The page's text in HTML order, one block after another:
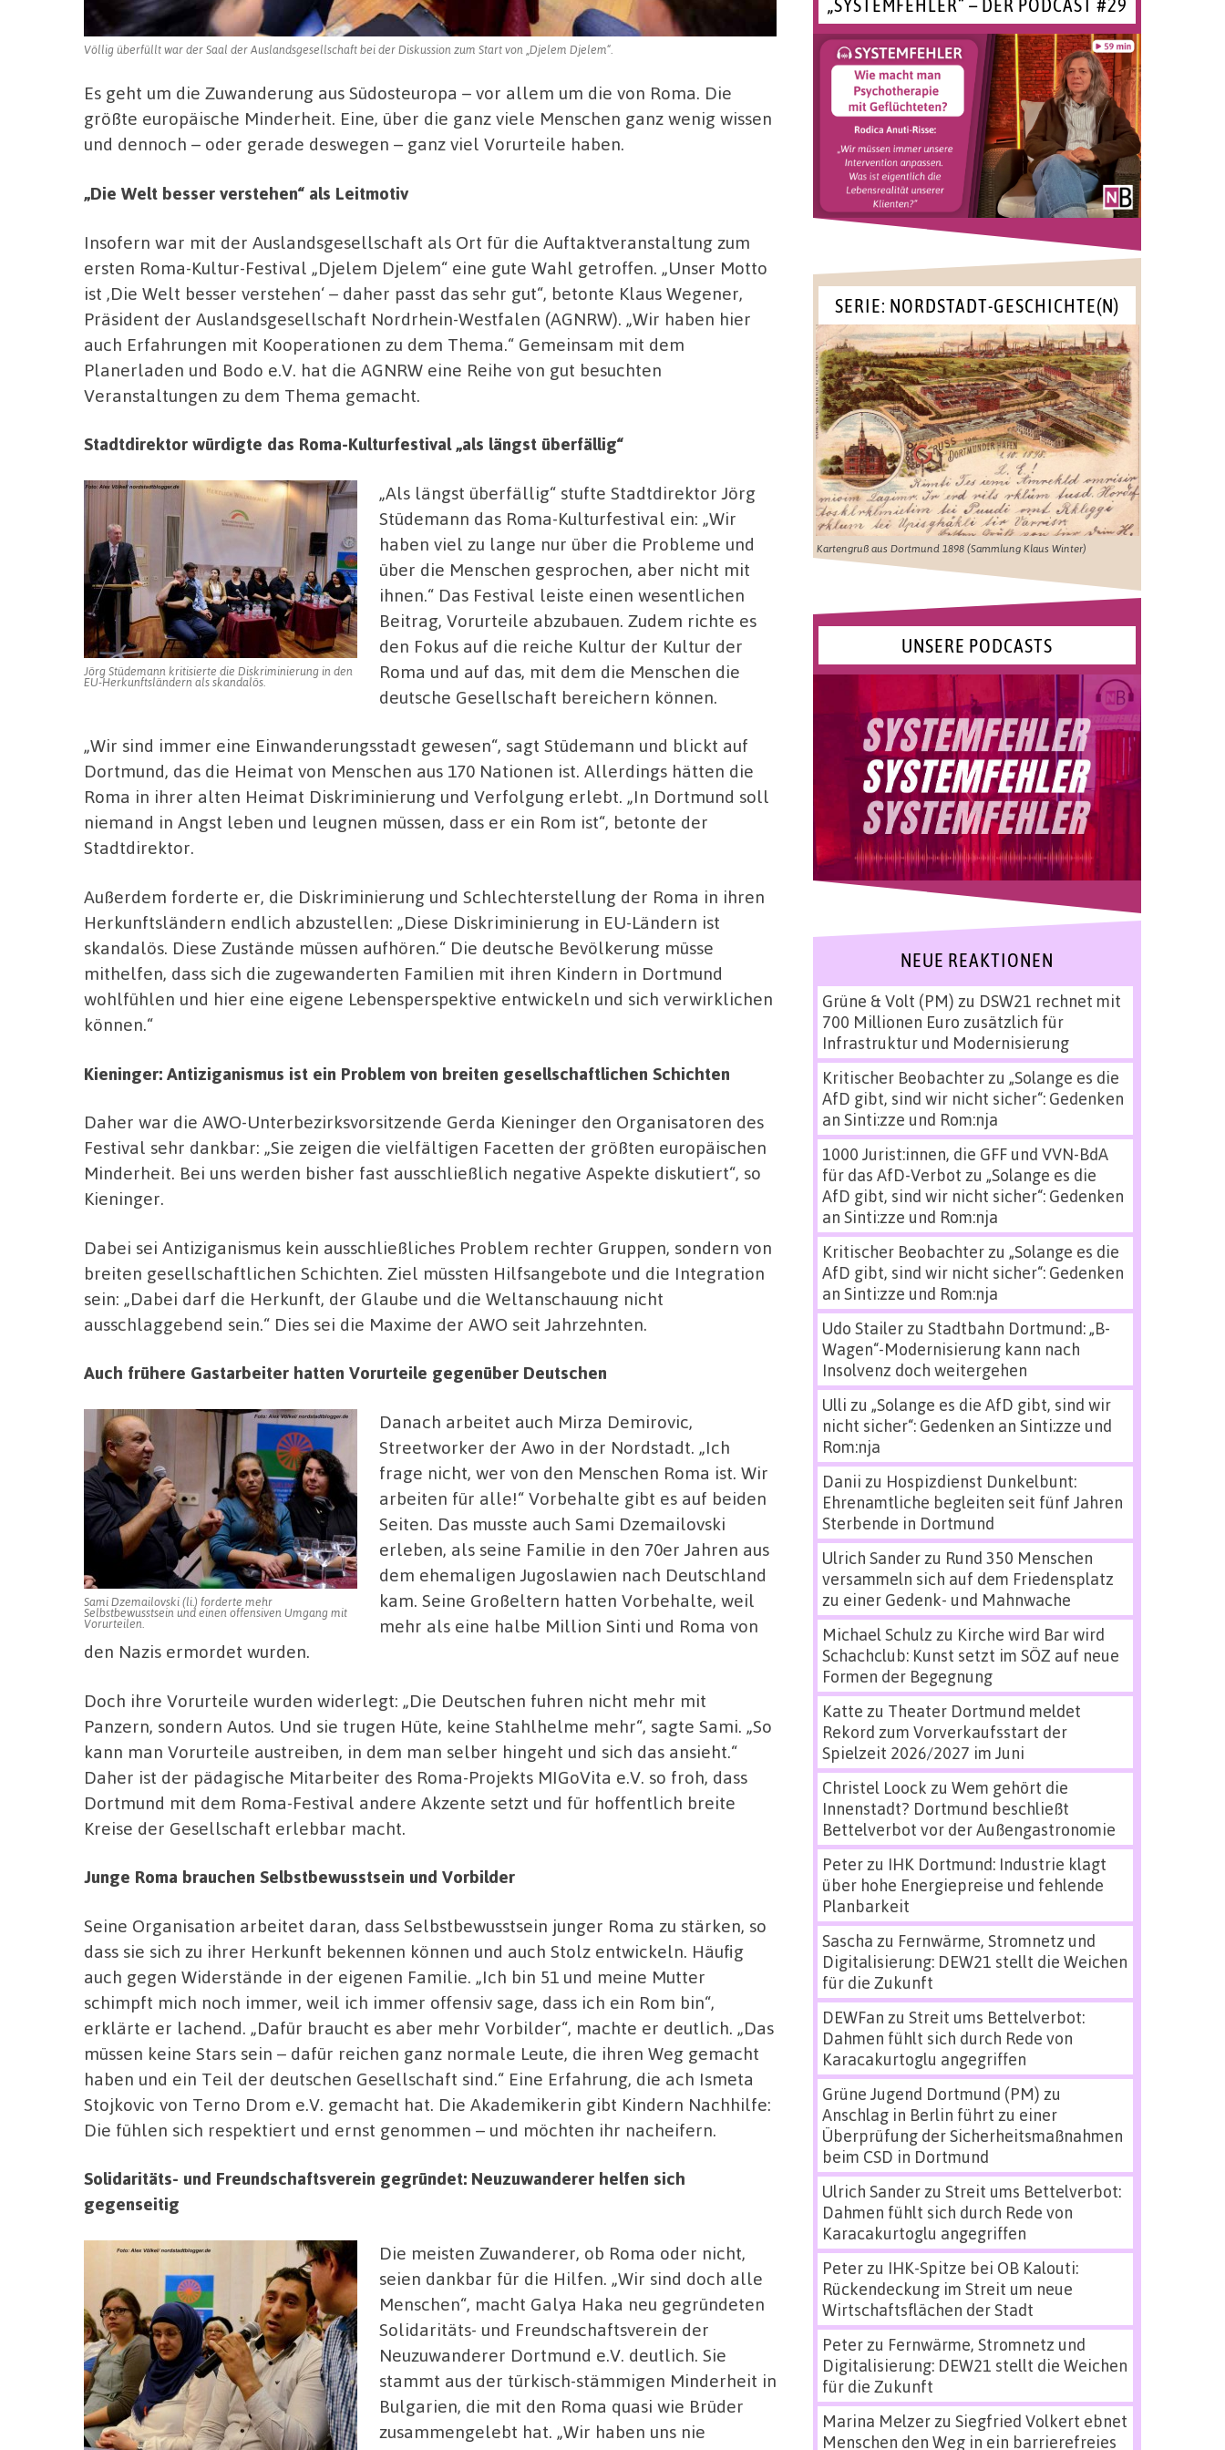
Völlig überfüllt war der Saal der Auslandsgesellschaft bei der Diskussion zum Start von „Djelem Djelem“.
Es geht um die Zuwanderung aus Südosteuropa – vor allem um die von Roma. Die
größte europäische Minderheit. Eine, über die ganz viele Menschen ganz wenig wissen
und dennoch – oder gerade deswegen – ganz viel Vorurteile haben.
„Die Welt besser verstehen“ als Leitmotiv
Insofern war mit der Auslandsgesellschaft als Ort für die Auftaktveranstaltung zum
ersten Roma-Kultur-Festival „Djelem Djelem“ eine gute Wahl getroffen. „Unser Motto
ist ,Die Welt besser verstehen‘ – daher passt das sehr gut“, betonte Klaus Wegener,
Präsident der Auslandsgesellschaft Nordrhein-Westfalen (AGNRW). „Wir haben hier
auch Erfahrungen mit Kooperationen zu dem Thema.“ Gemeinsam mit dem
Planerladen und Bodo e.V. hat die AGNRW eine Reihe von gut besuchten
Veranstaltungen zu dem Thema gemacht.
Stadtdirektor würdigte das Roma-Kulturfestival „als längst überfällig“
Jörg Stüdemann kritisierte die Diskriminierung in den
EU-Herkunftsländern als skandalös.
„Als längst überfällig“ stufte Stadtdirektor Jörg
Stüdemann das Roma-Kulturfestival ein: „Wir
haben viel zu lange nur über die Probleme und
über die Menschen gesprochen, aber nicht mit
ihnen.“ Das Festival leiste einen wesentlichen
Beitrag, Vorurteile abzubauen. Zudem richte es
den Fokus auf die reiche Kultur der Kultur der
Roma und auf das, mit dem die Menschen die
deutsche Gesellschaft bereichern können.
„Wir sind immer eine Einwanderungsstadt gewesen“, sagt Stüdemann und blickt auf
Dortmund, das die Heimat von Menschen aus 170 Nationen ist. Allerdings hätten die
Roma in ihrer alten Heimat Diskriminierung und Verfolgung erlebt. „In Dortmund soll
niemand in Angst leben und leugnen müssen, dass er ein Rom ist“, betonte der
Stadtdirektor.
Außerdem forderte er, die Diskriminierung und Schlechterstellung der Roma in ihren
Herkunftsländern endlich abzustellen: „Diese Diskriminierung in EU-Ländern ist
skandalös. Diese Zustände müssen aufhören.“ Die deutsche Bevölkerung müsse
mithelfen, dass sich die zugewanderten Familien mit ihren Kindern in Dortmund
wohlfühlen und hier eine eigene Lebensperspektive entwickeln und sich verwirklichen
können.“
Kieninger: Antiziganismus ist ein Problem von breiten gesellschaftlichen Schichten
Daher war die AWO-Unterbezirksvorsitzende Gerda Kieninger den Organisatoren des
Festival sehr dankbar: „Sie zeigen die vielfältigen Facetten der größten europäischen
Minderheit. Bei uns werden bisher fast ausschließlich negative Aspekte diskutiert“, so
Kieninger.
Dabei sei Antiziganismus kein ausschließliches Problem rechter Gruppen, sondern von
breiten gesellschaftlichen Schichten. Ziel müssten Hilfsangebote und die Integration
sein: „Dabei darf die Herkunft, der Glaube und die Weltanschauung nicht
ausschlaggebend sein.“ Dies sei die Maxime der AWO seit Jahrzehnten.
Auch frühere Gastarbeiter hatten Vorurteile gegenüber Deutschen
Sami Dzemailovski (li.) forderte mehr
Selbstbewusstsein und einen offensiven Umgang mit
Vorurteilen.
Danach arbeitet auch Mirza Demirovic,
Streetworker der Awo in der Nordstadt. „Ich
frage nicht, wer von den Menschen Roma ist. Wir
arbeiten für alle!“ Vorbehalte gibt es auf beiden
Seiten. Das musste auch Sami Dzemailovski
erleben, als seine Familie in den 70er Jahren aus
dem ehemaligen Jugoslawien nach Deutschland
kam. Seine Großeltern hatten Vorbehalte, weil
mehr als eine halbe Million Sinti und Roma von
den Nazis ermordet wurden.
Doch ihre Vorurteile wurden widerlegt: „Die Deutschen fuhren nicht mehr mit
Panzern, sondern Autos. Und sie trugen Hüte, keine Stahlhelme mehr“, sagte Sami. „So
kann man Vorurteile austreiben, in dem man selber hingeht und sich das ansieht.“
Daher ist der pädagische Mitarbeiter des Roma-Projekts MIGoVita e.V. so froh, dass
Dortmund mit dem Roma-Festival andere Akzente setzt und für hoffentlich breite
Kreise der Gesellschaft erlebbar macht.
Junge Roma brauchen Selbstbewusstsein und Vorbilder
Seine Organisation arbeitet daran, dass Selbstbewusstsein junger Roma zu stärken, so
dass sie sich zu ihrer Herkunft bekennen können und auch Stolz entwickeln. Häufig
auch gegen Widerstände in der eigenen Familie. „Ich bin 51 und meine Mutter
schimpft mich noch immer, weil ich immer offensiv sage, dass ich ein Rom bin“,
erklärte er lachend. „Dafür braucht es aber mehr Vorbilder“, machte er deutlich. „Das
müssen keine Stars sein – dafür reichen ganz normale Leute, die ihren Weg gemacht
haben und ein Teil der deutschen Gesellschaft sind.“ Eine Erfahrung, die ach Ismeta
Stojkovic von Terno Drom e.V. gemacht hat. Die Akademikerin gibt Kindern Nachhilfe:
Die fühlen sich respektiert und ernst genommen – und möchten ihr nacheifern.
Solidaritäts- und Freundschaftsverein gegründet: Neuzuwanderer helfen sich
gegenseitig
Die meisten Zuwanderer, ob Roma oder nicht,
seien dankbar für die Hilfen. „Wir sind doch alle
Menschen“, macht Galya Haka neu gegründeten
Solidaritäts- und Freundschaftsverein der
Neuzuwanderer Dortmund e.V. deutlich. Sie
stammt aus der türkisch-stämmigen Minderheit in
Bulgarien, die mit den Roma quasi wie Brüder
zusammengelebt hat. „Wir haben uns nie
„SYSTEMFEHLER“ – DER PODCAST #29
SERIE: NORDSTADT-GESCHICHTE(N)
Kartengruß aus Dortmund 1898 (Sammlung Klaus Winter)
UNSERE PODCASTS
NEUE REAKTIONEN
Grüne & Volt (PM) zu DSW21 rechnet mit
700 Millionen Euro zusätzlich für
Infrastruktur und Modernisierung
Kritischer Beobachterzu „Solange es die
AfD gibt, sind wir nicht sicher“: Gedenken
an Sinti:zze und Rom:nja
1000 Jurist:innen, die GFF und VVN-BdA
für das AfD-Verbot zu „Solange es die
AfD gibt, sind wir nicht sicher“: Gedenken
an Sinti:zze und Rom:nja
Kritischer Beobachterzu „Solange es die
AfD gibt, sind wir nicht sicher“: Gedenken
an Sinti:zze und Rom:nja
Udo Stailerzu Stadtbahn Dortmund: „B-
Wagen“-Modernisierung kann nach
Insolvenz doch weitergehen
Ulli zu „Solange es die AfD gibt, sind wir
nicht sicher“: Gedenken an Sinti:zze und
Rom:nja
Danii zu Hospizdienst Dunkelbunt:
Ehrenamtliche begleiten seit fünf Jahren
Sterbende in Dortmund
Ulrich Sanderzu Rund 350 Menschen
versammeln sich auf dem Friedensplatz
zu einer Gedenk- und Mahnwache
Michael Schulz zu Kirche wird Bar wird
Schachclub: Kunst setzt im SÖZ auf neue
Formen der Begegnung
Katte zu Theater Dortmund meldet
Rekord zum Vorverkaufsstart der
Spielzeit 2026/2027 im Juni
Christel Loock zu Wem gehört die
Innenstadt? Dortmund beschließt
Bettelverbot vor der Außengastronomie
Peterzu IHK Dortmund: Industrie klagt
über hohe Energiepreise und fehlende
Planbarkeit
Sascha zu Fernwärme, Stromnetz und
Digitalisierung: DEW21 stellt die Weichen
für die Zukunft
DEWFan zu Streit ums Bettelverbot:
Dahmen fühlt sich durch Rede von
Karacakurtoglu angegriffen
Grüne Jugend Dortmund (PM) zu
Anschlag in Berlin führt zu einer
Überprüfung der Sicherheitsmaßnahmen
beim CSD in Dortmund
Ulrich Sanderzu Streit ums Bettelverbot:
Dahmen fühlt sich durch Rede von
Karacakurtoglu angegriffen
Peterzu IHK-Spitze bei OB Kalouti:
Rückendeckung im Streit um neue
Wirtschaftsflächen der Stadt
Peterzu Fernwärme, Stromnetz und
Digitalisierung: DEW21 stellt die Weichen
für die Zukunft
Marina Melzerzu Siegfried Volkert ebnet
Menschen den Weg in ein barrierefreies